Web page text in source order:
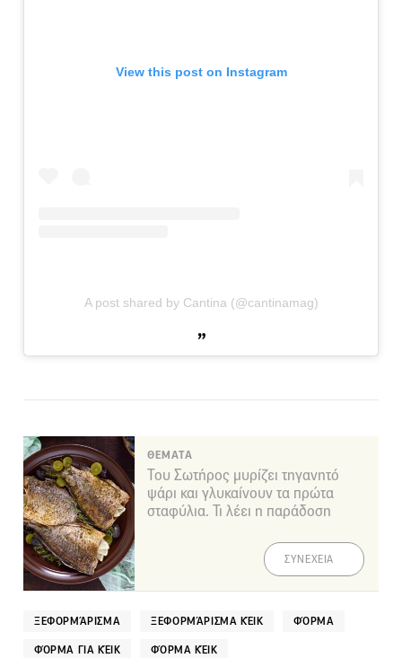
View this post on Instagram
A post shared by Cantina (@cantinamag)
ΘΕΜΑΤΑ
Του Σωτήρος μυρίζει τηγανητό
ψάρι και γλυκαίνουν τα πρώτα
σταφύλια. Τι λέει η παράδοση
ΣΥΝΕΧΕΙΑ
ΞΕΦΟΡΜΆΡΙΣΜΑ ΞΕΦΟΡΜΆΡΙΣΜΑ ΚΈΙΚ ΦΌΡΜΑ
ΦΌΡΜΑ ΓΙΑ ΚΈΙΚ ΦΌΡΜΑ ΚΈΙΚ